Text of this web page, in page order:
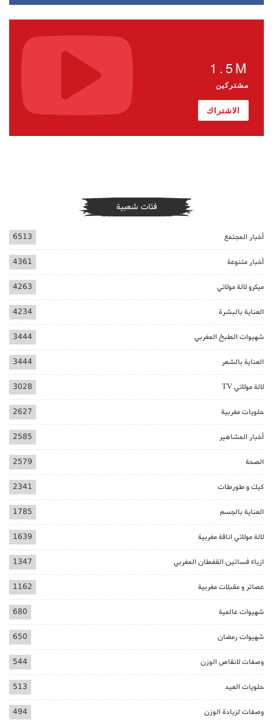
1.5M
مشتركين
الاشتراك
فئات شعبية
أخبار المجتمع 6513
أخبار متنوعة 4361
ميكرو لالة مولاتي 4263
العناية بالبشرة 4234
شهيوات الطبخ المغربي 3444
العناية بالشعر 3444
لالة مولاتي TV 3028
حلويات مغربية 2627
أخبار المشاهير 2585
الصحة 2579
كيك و طورطات 2341
العناية بالجسم 1785
لالة مولاتي اناقة مغربية 1639
ازياء فساتين القفطان المغربي 1347
عصائر و مقبلات مغربية 1162
شهيوات عالمية 680
شهيوات رمضان 650
وصفات لانقاص الوزن 544
حلويات العيد 513
وصفات لزيادة الوزن 494